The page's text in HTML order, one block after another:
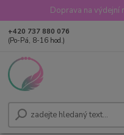
Doprava na výdejní
+420 737 880 076
(Po-Pá, 8-16 hod.)